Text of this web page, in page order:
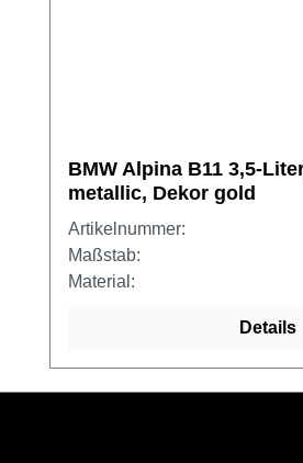
BMW Alpina B11 3,5-
metallic, Dekor gold
Artikelnummer:
Maßstab:
Material:
Details